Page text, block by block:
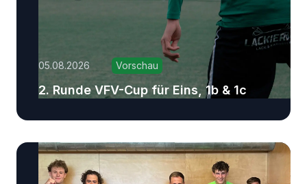
05.08.2026 Vorschau
2. Runde VFV-Cup für Eins, 1b & 1c